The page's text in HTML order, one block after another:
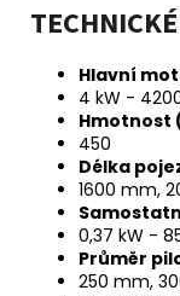
Hlavní
4 kW -
Hmotnost
450
Délka
1600 mm,
0,37 kW -
Průměr
250 mm,